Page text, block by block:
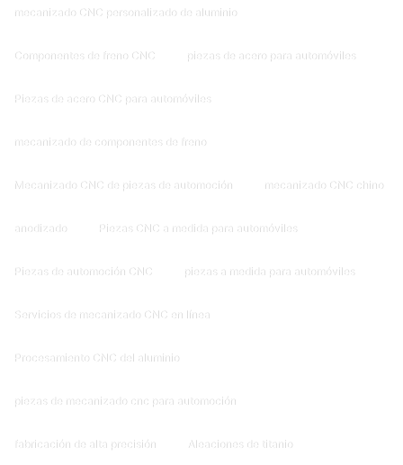
mecanizado CNC personalizado de aluminio
Componentes de freno CNC piezas de acero para automóviles
Piezas de acero CNC para automóviles
mecanizado de componentes de freno
Mecanizado CNC de piezas de automoción mecanizado CNC chino
anodizado Piezas CNC a medida para automóviles
Piezas de automoción CNC piezas a medida para automóviles
Servicios de mecanizado CNC en línea
Procesamiento CNC del aluminio
piezas de mecanizado cnc para automoción
fabricación de alta precisión Aleaciones de titanio